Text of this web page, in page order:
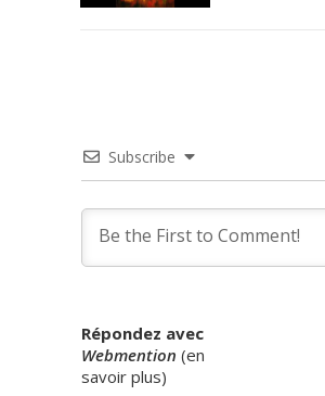
Subscribe
Répondez avec
Webmention (en
savoir plus)